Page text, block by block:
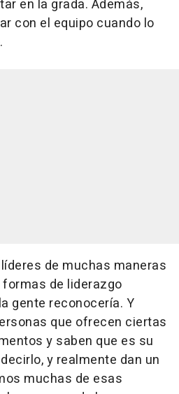
en la grada. Además,
con el equipo cuando lo
de muchas maneras
de liderazgo
gente reconocería. Y
que ofrecen ciertas
y saben que es su
y realmente dan un
muchas de esas